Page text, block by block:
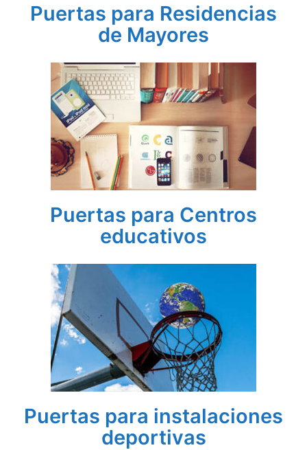
Puertas para Residencias
de Mayores
Puertas para Centros
educativos
Puertas para instalaciones
deportivas